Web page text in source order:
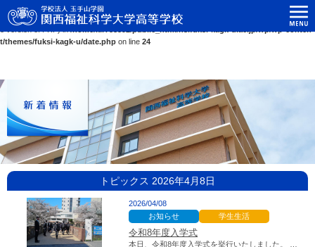
Warning: Use of undefined constant ASC - assumed 'ASC' (this will throw an Error in a futur
t/themes/fuksi-kagk-u/date.php on line 24
関西福祉科学大学高等学校
トピックス 2026年4月8日
2026/04/08
お知らせ
学生生活
令和8年度入学式